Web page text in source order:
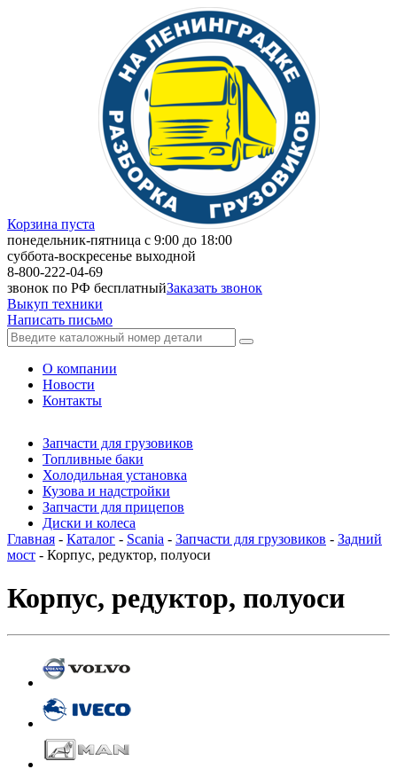
Корзина пуста
понедельник-пятница с 9:00 до 18:00
суббота-воскресенье выходной
8-800-222-04-69
звонок по РФ бесплатныйЗаказать звонок
Выкуп техники
Написать письмо
О компании
Новости
Контакты
Запчасти для грузовиков
Топливные баки
Холодильная установка
Кузова и надстройки
Запчасти для прицепов
Диски и колеса
Главная - Каталог - Scania - Запчасти для грузовиков - Задний
мост - Корпус, редуктор, полуоси
Корпус, редуктор, полуоси